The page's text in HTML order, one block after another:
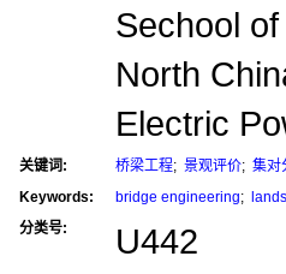
Sechool
North
Electric
关键词: 桥梁工程; 景观评价; 集对
Keywords:
bridge engineering;
分类号:
U442